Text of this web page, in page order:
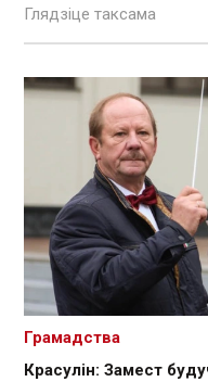
Глядзіце таксама
Красулін: Замест
Грамадства